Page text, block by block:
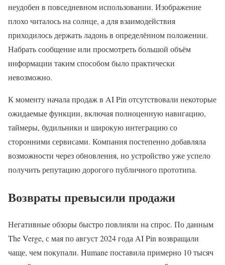
неудобен в повседневном использовании. Изображение
плохо читалось на солнце, а для взаимодействия
приходилось держать ладонь в определённом положении.
Набрать сообщение или просмотреть большой объём
информации таким способом было практически
невозможно.
К моменту начала продаж в AI Pin отсутствовали некоторые
ожидаемые функции, включая полноценную навигацию,
таймеры, будильники и широкую интеграцию со
сторонними сервисами. Компания постепенно добавляла
возможности через обновления, но устройство уже успело
получить репутацию дорогого публичного прототипа.
Возвраты превысили продажи
Негативные обзоры быстро повлияли на спрос. По данным
The Verge, с мая по август 2024 года AI Pin возвращали
чаще, чем покупали. Humane поставила примерно 10 тысяч